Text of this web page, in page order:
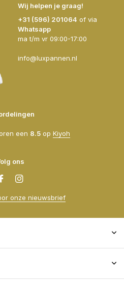
Wij helpen je graag!
+31 (596) 201064 of via
Whatsapp
ma t/m vr 09:00-17:00
info@luxpannen.nl
een 8.5op Kiyoh
ons
onze nieuwsbrief